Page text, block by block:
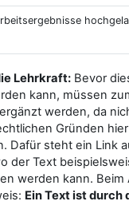
Lehrkraft: Bevor
kann, müssen
werden, da
Gründen
Dafür steht ein Link
der Text
werden kann.
Ein Text ist durch